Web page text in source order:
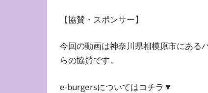
【協賛・スポンサー】
今回の動画は神奈川県相模原市にある
らの協賛です。
e-burgersについてはコチラ▼